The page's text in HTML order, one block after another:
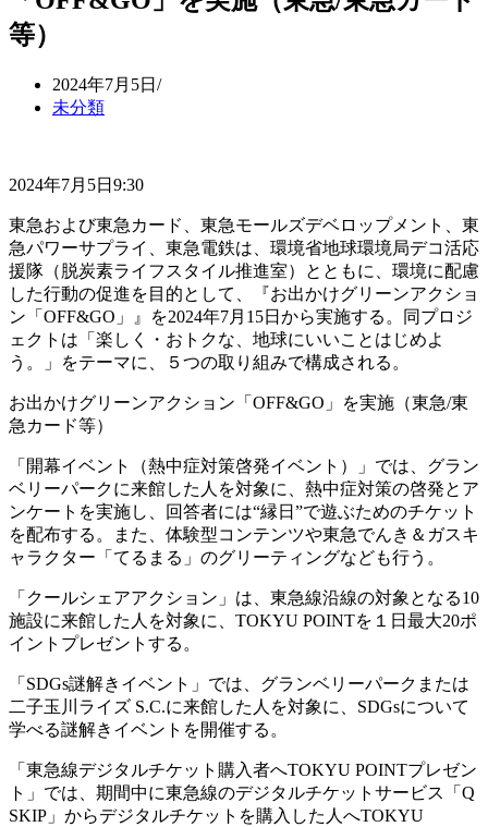
等）
2024年7月5日
未分類
2024年7月5日9:30
東急および東急カード、東急モールズデベロップメント、東
急パワーサプライ、東急電鉄は、環境省地球環境局デコ活応
援隊（脱炭素ライフスタイル推進室）とともに、環境に配慮
した行動の促進を目的として、『お出かけグリーンアクショ
ン「OFF&GO」』を2024年7月15日から実施する。同プロジ
ェクトは「楽しく・おトクな、地球にいいことはじめよ
う。」をテーマに、５つの取り組みで構成される。
お出かけグリーンアクション「OFF&GO」を実施（東急/東
急カード等）
「開幕イベント（熱中症対策啓発イベント）」では、グラン
ベリーパークに来館した人を対象に、熱中症対策の啓発とア
ンケートを実施し、回答者には“縁日”で遊ぶためのチケット
を配布する。また、体験型コンテンツや東急でんき＆ガスキ
ャラクター「てるまる」のグリーティングなども行う。
「クールシェアアクション」は、東急線沿線の対象となる10
施設に来館した人を対象に、TOKYU POINTを１日最大20ポ
イントプレゼントする。
「SDGs謎解きイベント」では、グランベリーパークまたは
二子玉川ライズ S.C.に来館した人を対象に、SDGsについて
学べる謎解きイベントを開催する。
「東急線デジタルチケット購入者へTOKYU POINTプレゼン
ト」では、期間中に東急線のデジタルチケットサービス「Q
SKIP」からデジタルチケットを購入した人へTOKYU